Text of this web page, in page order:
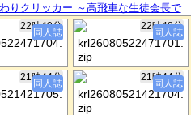
りクリッカー ～高飛車な生徒会長で
したら億万長者!?～
22時49分
同人誌
22時48分
krl26080522471701.
zip
同人誌
21時44分
同人誌
21時44分
krl26080521421704.
zip
同人誌